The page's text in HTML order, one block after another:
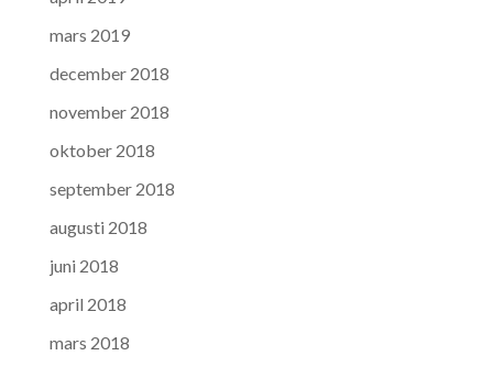
mars 2019
december 2018
november 2018
oktober 2018
september 2018
augusti 2018
juni 2018
april 2018
mars 2018